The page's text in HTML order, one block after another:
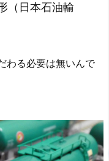
（日本石油輸
わる必要は無いんで